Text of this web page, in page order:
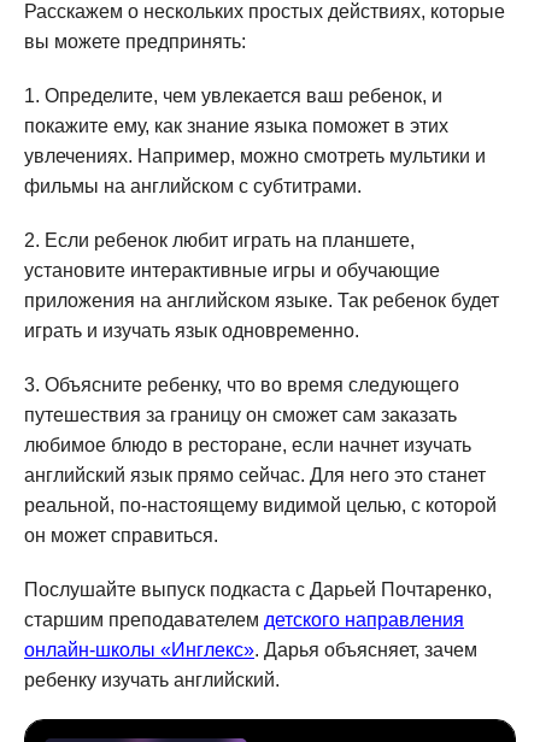
Расскажем о нескольких простых действиях, которые
вы можете предпринять:
Определите, чем увлекается ваш ребенок, и
покажите ему, как знание языка поможет в этих
увлечениях. Например, можно смотреть мультики и
фильмы на английском с субтитрами.
Если ребенок любит играть на планшете,
установите интерактивные игры и обучающие
приложения на английском языке. Так ребенок будет
играть и изучать язык одновременно.
Объясните ребенку, что во время следующего
путешествия за границу он сможет сам заказать
любимое блюдо в ресторане, если начнет изучать
английский язык прямо сейчас. Для него это станет
реальной, по-настоящему видимой целью, с которой
он может справиться.
Послушайте выпуск подкаста с Дарьей Почтаренко,
старшим преподавателем детского направления
онлайн-школы «Инглекс». Дарья объясняет, зачем
ребенку изучать английский.